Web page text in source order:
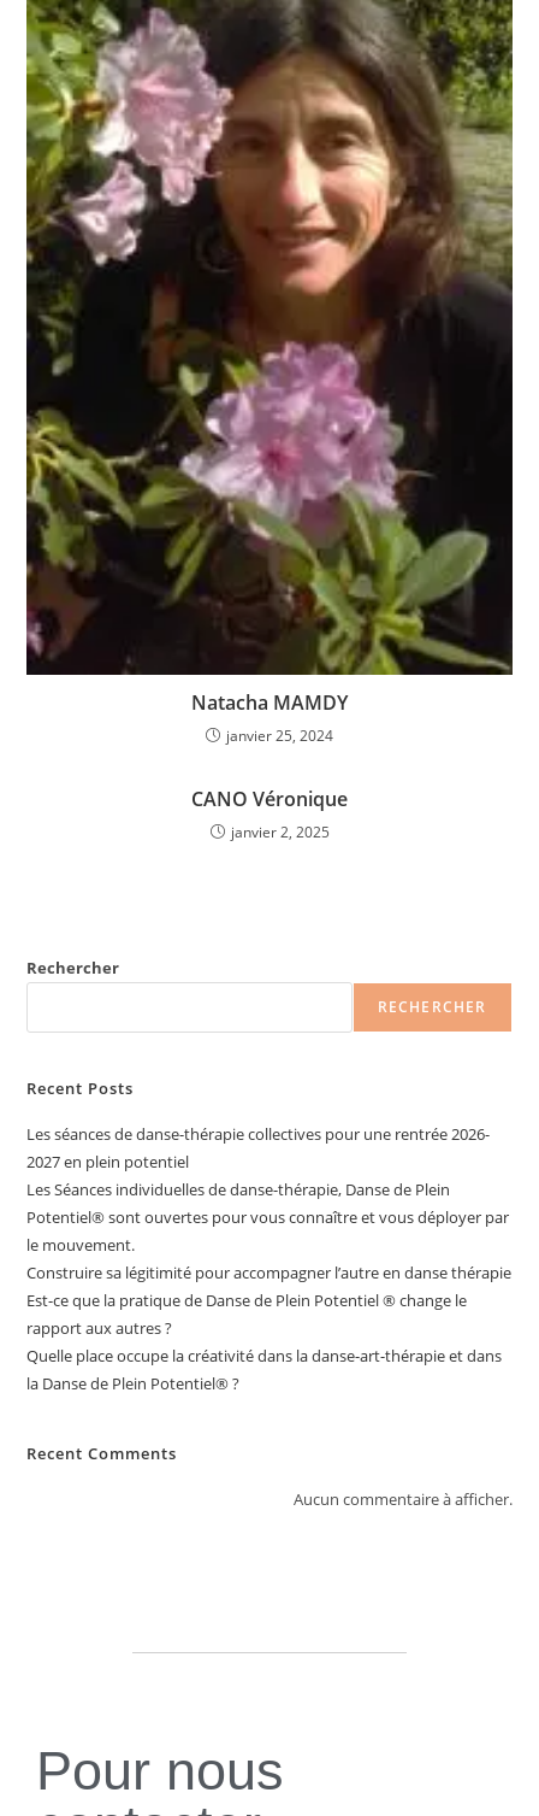
Natacha MAMDY
janvier 25, 2024
CANO Véronique
janvier 2, 2025
Rechercher
RECHERCHER
Recent Posts
Les séances de danse-thérapie collectives pour une rentrée 2026-
2027 en plein potentiel
Les Séances individuelles de danse-thérapie, Danse de Plein
Potentiel®️ sont ouvertes pour vous connaître et vous déployer par
le mouvement.
Construire sa légitimité pour accompagner l’autre en danse thérapie
Est-ce que la pratique de Danse de Plein Potentiel ® change le
rapport aux autres ?
Quelle place occupe la créativité dans la danse-art-thérapie et dans
la Danse de Plein Potentiel® ?
Recent Comments
Aucun commentaire à afficher.
Pour nous